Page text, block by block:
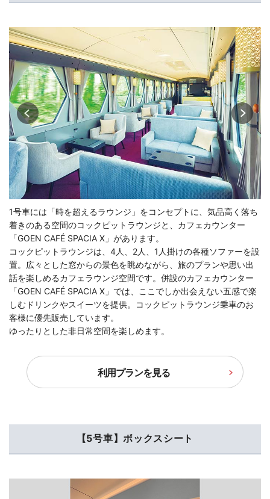
1号車には「時を超えるラウンジ」をコンセプトに、気品高く落ち
着きのある空間のコックピットラウンジと、カフェカウンター
「GOEN CAFÉ SPACIA X」があります。
コックピットラウンジは、4人、2人、1人掛けの各種ソファーを設
置。広々とした窓からの景色を眺めながら、旅のプランや思い出
話を楽しめるカフェラウンジ空間です。併設のカフェカウンター
「GOEN CAFÉ SPACIA X」では、ここでしか出会えない五感で楽
しむドリンクやスイーツを提供。コックピットラウンジ乗車のお
客様に優先販売しています。
ゆったりとした非日常空間を楽しめます。
利用プランを見る
【5号車】ボックスシート